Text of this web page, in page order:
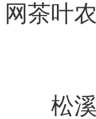
网茶叶
松溪